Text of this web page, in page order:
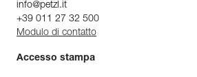
info@petzl.it
+39 011 27 32 500
Modulo di contatto
Accesso stampa